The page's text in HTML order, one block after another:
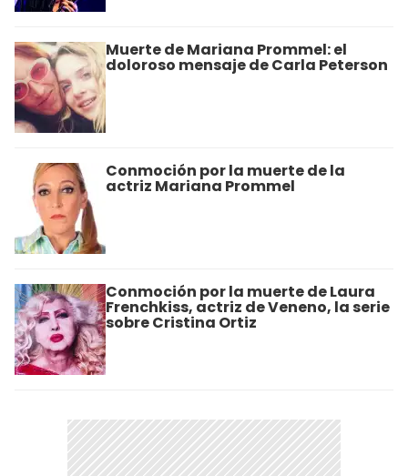
Muerte de Mariana Prommel: el
doloroso mensaje de Carla Peterson
Conmoción por la muerte de la
actriz Mariana Prommel
Conmoción por la muerte de Laura
Frenchkiss, actriz de Veneno, la serie
sobre Cristina Ortiz